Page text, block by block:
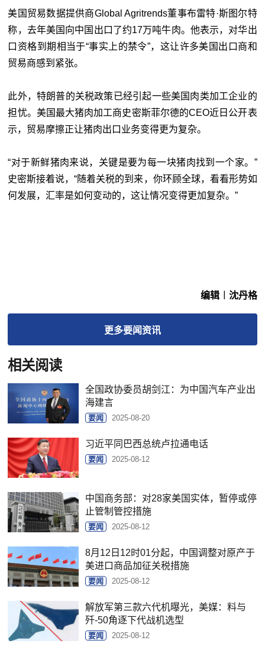
美国贸易数据提供商Global Agritrends董事布雷特·斯图尔特
称，去年美国向中国出口了约17万吨牛肉。他表示，对华出
口资格到期相当于“事实上的禁令”，这让许多美国出口商和
贸易商感到紧张。
此外，特朗普的关税政策已经引起一些美国肉类加工企业的
担忧。美国最大猪肉加工商史密斯菲尔德的CEO近日公开表
示，贸易摩擦正让猪肉出口业务变得更为复杂。
“对于新鲜猪肉来说，关键是要为每一块猪肉找到一个家。”
史密斯接着说，“随着关税的到来，你环顾全球，看看形势如
何发展，汇率是如何变动的，这让情况变得更加复杂。”
编辑︱沈丹格
更多要闻资讯
相关阅读
全国政协委员胡剑江：为中国汽车产业出
海建言
要闻 2025-08-20
习近平同巴西总统卢拉通电话
要闻 2025-08-12
中国商务部：对28家美国实体，暂停或停
止管制管控措施
要闻 2025-08-12
8月12日12时01分起，中国调整对原产于
美进口商品加征关税措施
要闻 2025-08-12
解放军第三款六代机曝光，美媒：料与
歼-50角逐下代战机选型
要闻 2025-08-12